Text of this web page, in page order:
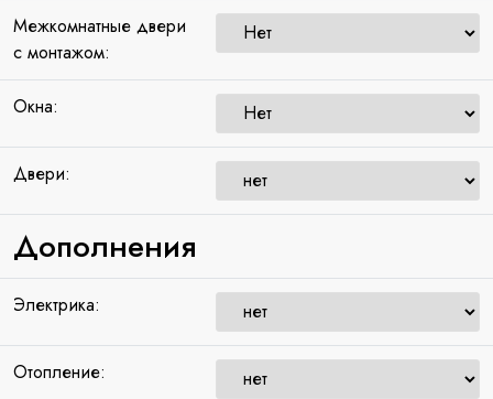
Межкомнатные двери
с монтажом:
Окна:
Двери:
Дополнения
Электрика:
Отопление: